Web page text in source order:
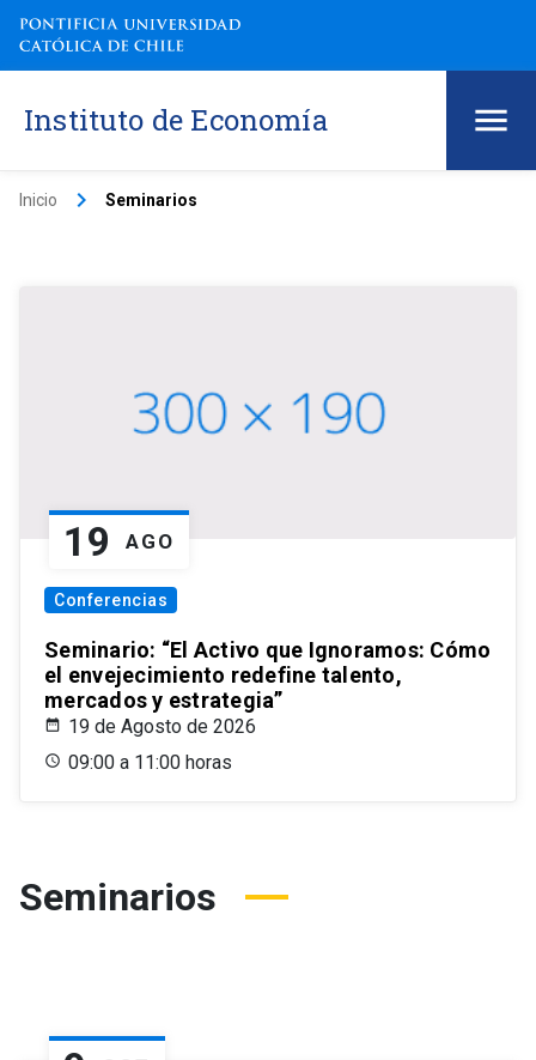
Instituto de Economía
Inicio keyboard_arrow_right Seminarios
19 AGO
Conferencias
Seminario: “El Activo que Ignoramos: Cómo
el envejecimiento redefine talento,
mercados y estrategia”
19 de Agosto de 2026
09:00 a 11:00 horas
Seminarios